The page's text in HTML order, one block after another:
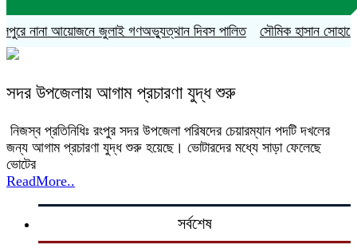
নানা আয়োজনে জুলাই গণঅভ্যুত্থান দিবস পালিত সৌমিক হাসান
সদর উপজেলায় আগাম প্রচারণা যুদ্ধ শুরু
নিজস্ব প্রতিনিধিঃ রংপুর সদর উপজেলা পরিষদের চেয়ারম্যান পদটি দখলের
জন্য আগাম প্রচারণা যুদ্ধ শুরু হয়েছে। ভোটারদের মধ্যে সাড়া ফেলেছে
ভোটের
ReadMore..
সর্বশেষ